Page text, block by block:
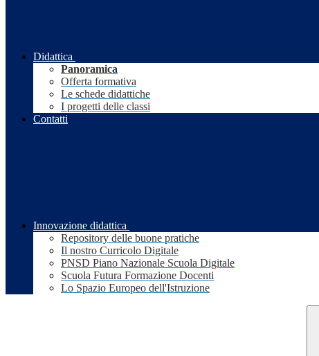
Didattica
Panoramica
Offerta formativa
Le schede didattiche
I progetti delle classi
Contatti
Innovazione didattica
Repository delle buone pratiche
Il nostro Curricolo Digitale
PNSD Piano Nazionale Scuola Digitale
Scuola Futura Formazione Docenti
Lo Spazio Europeo dell'Istruzione